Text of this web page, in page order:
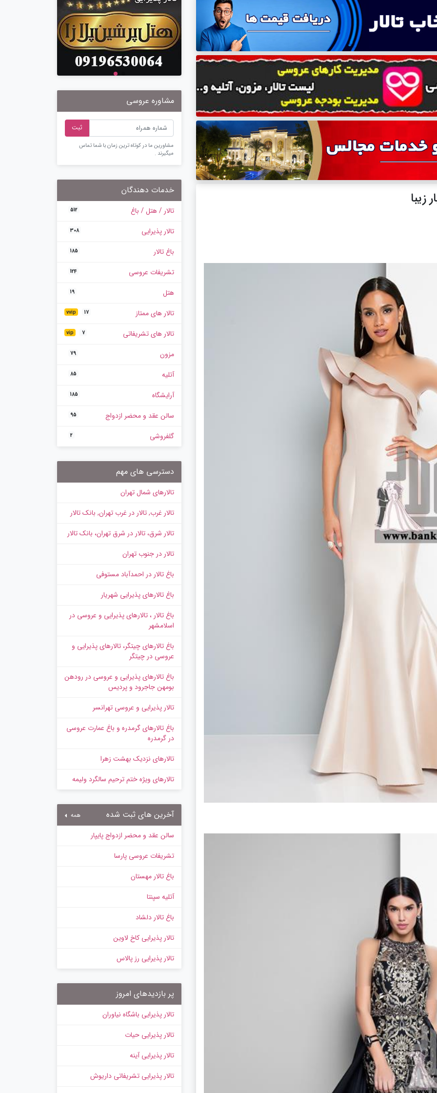
مشاوره عروسی
ثبت
مشاورین ما در کوتاه ترین زمان با شما تماس
میگیرند .
خدمات دهندگان
تالار / هتل / باغ 512
تالار پذیرایی 308
باغ تالار 185
تشریفات عروسی 124
هتل 19
تالار های ممتاز vvip 17
تالار های تشریفاتی vip 7
مزون 79
آتلیه 85
آرایشگاه 185
سالن عقد و محضر ازدواج 95
گلفروشی 2
دسترسی های مهم
تالارهای شمال تهران
تالار غرب, تالار در غرب تهران, بانک تالار
تالار شرق، تالار در شرق تهران، بانک تالار
تالار در جنوب تهران
باغ تالار در احمدآباد مستوفی
باغ تالارهای پذیرایی شهریار
باغ تالار ، تالارهای پذیرایی و عروسی در
اسلامشهر
باغ تالارهای چیتگر، تالارهای پذیرایی و
عروسی در چیتگر
باغ تالارهای پذیرایی و عروسی در رودهن
بومهن جاجرود و پردیس
تالار پذیرایی و عروسی تهرانسر
باغ تالارهای گرمدره و باغ عمارت عروسی
در گرمدره
تالارهای نزدیک بهشت زهرا
تالارهای ویژه ختم ترحیم سالگرد ولیمه
آخرین های ثبت شده همه
سالن عقد و محضر ازدواج پایپار
تشریفات عروسی پارسا
باغ تالار مهستان
آتلیه سپنتا
باغ تالار دلشاد
تالار پذیرایی کاخ لاوین
تالار پذیرایی رز پالاس
پر بازدیدهای امروز
تالار پذیرایی باشگاه نیاوران
تالار پذیرایی حیات
تالار پذیرایی آینه
تالار پذیرایی تشریفاتی داریوش